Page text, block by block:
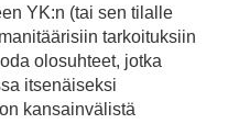
YK:n (tai sen tilalle
tarkoituksiin
olosuhteet, jotka
itsenäiseksi
kansainvälistä